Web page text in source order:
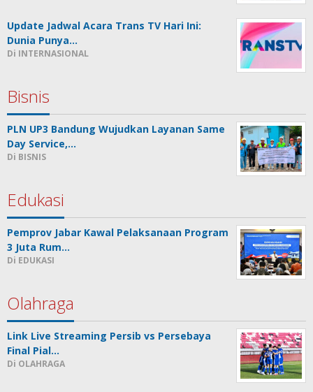
Update Jadwal Acara Trans TV Hari Ini:
Dunia Punya…
Di INTERNASIONAL
Bisnis
PLN UP3 Bandung Wujudkan Layanan Same
Day Service,…
Di BISNIS
Edukasi
Pemprov Jabar Kawal Pelaksanaan Program
3 Juta Rum…
Di EDUKASI
Olahraga
Link Live Streaming Persib vs Persebaya
Final Pial…
Di OLAHRAGA